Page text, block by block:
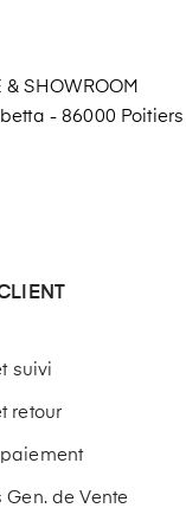
& SHOWROOM
- 86000
suivi
retour
de Vente